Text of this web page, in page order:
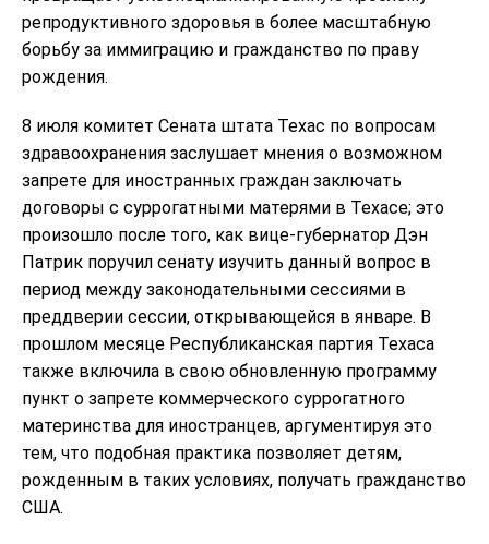
репродуктивного здоровья в более масштабную
борьбу за иммиграцию и гражданство по праву
рождения.
8 июля комитет Сената штата Техас по вопросам
здравоохранения заслушает мнения о возможном
запрете для иностранных граждан заключать
договоры с суррогатными матерями в Техасе; это
произошло после того, как вице-губернатор Дэн
Патрик поручил сенату изучить данный вопрос в
период между законодательными сессиями в
преддверии сессии, открывающейся в январе. В
прошлом месяце Республиканская партия Техаса
также включила в свою обновленную программу
пункт о запрете коммерческого суррогатного
материнства для иностранцев, аргументируя это
тем, что подобная практика позволяет детям,
рожденным в таких условиях, получать гражданство
США.